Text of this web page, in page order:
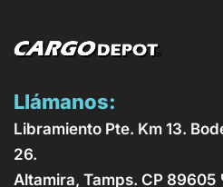
Llámanos:
Libramiento Pte. Km 13.
26.
Altamira, Tamps. CP 89605